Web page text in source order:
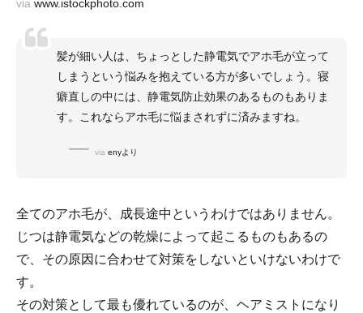
via www.istockphoto.com
髪が細い人は、ちょっとした静電気でアホ毛が立って
しまうという悩みを抱えている方が多いでしょう。寝
癖直しの中には、静電気防止効果のあるものもありま
す。これならアホ毛に悩まされずに済みますね。
via enyより
全てのアホ毛が、成長途中というわけではありません。
じつは静電気などの乾燥によって起こるものもあるの
で、その原因に合わせて対策をしないといけないわけで
す。
その対策として最も優れているのが、ヘアミストになり